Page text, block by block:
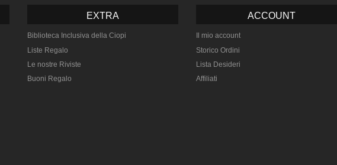
EXTRA
Biblioteca Inclusiva della Ciopi
Liste Regalo
Le nostre Riviste
Buoni Regalo
ACCOUNT
Il mio account
Storico Ordini
Lista Desideri
Affiliati